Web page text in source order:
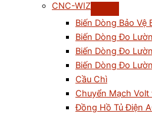
CNC-WIZ
Biến Dòng Bảo Vệ
Biến Dòng Đo
Biến Dòng Đo
Biến Dòng Đo
Cầu Chì
Chuyển Mạch Volt
Đồng Hồ Tủ Điện